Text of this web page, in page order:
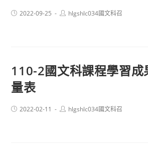
Post2022-09-25
Posthlgshlc034國文科召
110-2國文科課程學習成
量表
Post2022-02-11
Posthlgshlc034國文科召